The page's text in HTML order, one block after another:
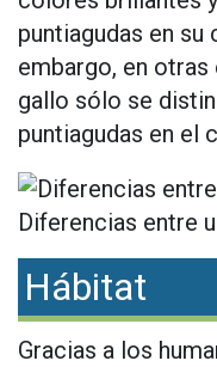
puntiagudas en su
embargo, en
gallo sólo se
puntiagudas en el
Diferencias entre
Hábitat
Gracias a los